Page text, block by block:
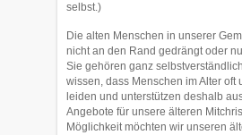
selbst.)
Die alten Menschen in unserer
nicht an den Rand gedrängt oder
Sie gehören ganz
wissen, dass Menschen im Alter oft
leiden und unterstützen deshalb
Angebote für unsere älteren
Möglichkeit möchten wir unseren